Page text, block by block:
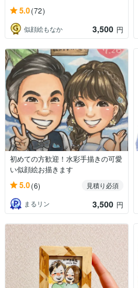
5.0(72)
似顔絵もなか 3,500 円
初めての方歓迎！水彩手描きの可愛
い似顔絵お描きます
5.0(6)
見積り必須
まるリン
3,500 円